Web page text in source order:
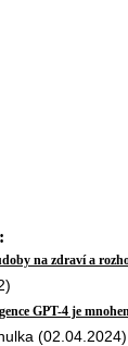
na zdraví a
GPT-4 je
(02.04.2024)